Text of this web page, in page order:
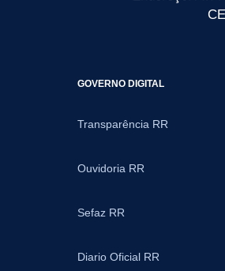
GOVERNO DIGITAL
Transparência RR
Ouvidoria RR
Sefaz RR
Diario Oficial RR